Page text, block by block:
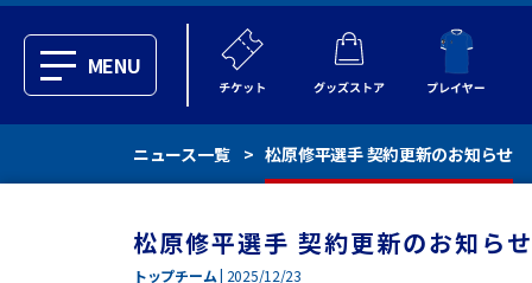
MENU
ニュース一覧 松原修平選手 契約更新のお知らせ
松原修平選手 契約更新のお知らせ
トップチーム| 2025/12/23